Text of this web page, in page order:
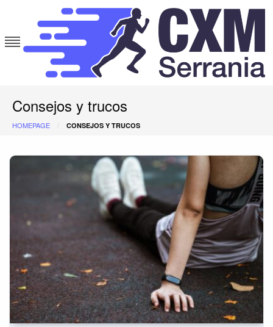
content
Consejos y trucos
HOMEPAGE CONSEJOS Y TRUCOS